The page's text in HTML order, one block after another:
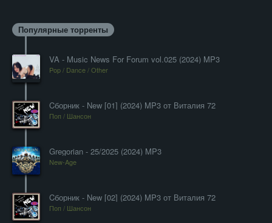
Популярные торренты
VA - Music News For Forum vol.025 (2024) MP3
Pop / Dance / Other
Cборник - New [01] (2024) MP3 от Виталия 72
Поп / Шансон
Gregorian - 25/2025 (2024) MP3
New-Age
Cборник - New [02] (2024) MP3 от Виталия 72
Поп / Шансон